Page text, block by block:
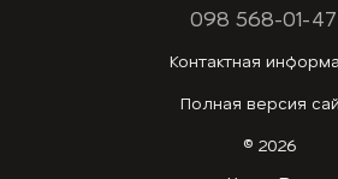
098 568-01-47
Контактная
Полная версия
© 2026